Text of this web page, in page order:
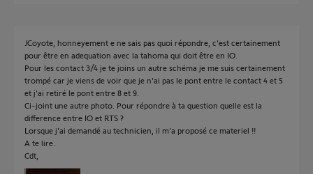
JCoyote, honneyement e ne sais pas quoi répondre, c'est certainement
pour être en adequation avec la tahoma qui doit être en IO.
Pour les contact 3/4 je te joins un autre schéma je me suis certainement
trompé car je viens de voir que je n'ai pas le pont entre le contact 4 et 5
et j'ai retiré le pont entre 8 et 9.
Ci-joint une autre photo. Pour répondre à ta question quelle est la
difference entre IO et RTS ?
Lorsque j'ai demandé au technicien, il m'a proposé ce materiel !!
A te lire.
Cdt,